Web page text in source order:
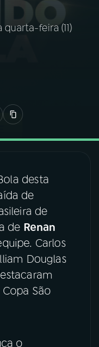
feira (11)
desta
de
de
de Renan
Carlos
Douglas
São
o